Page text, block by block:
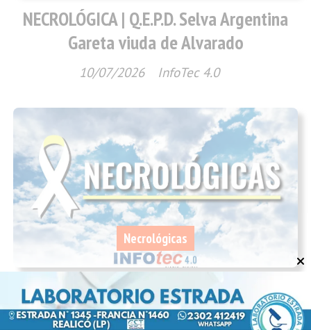
NECROLÓGICA | Q.E.P.D. Selva Argentina
Gareta viuda de Alvarado
InfoTec 4.0
10/07/2026
NECROLÓGICA | Q.E.P.D. José Rosendo
Andrada
Necrológicas